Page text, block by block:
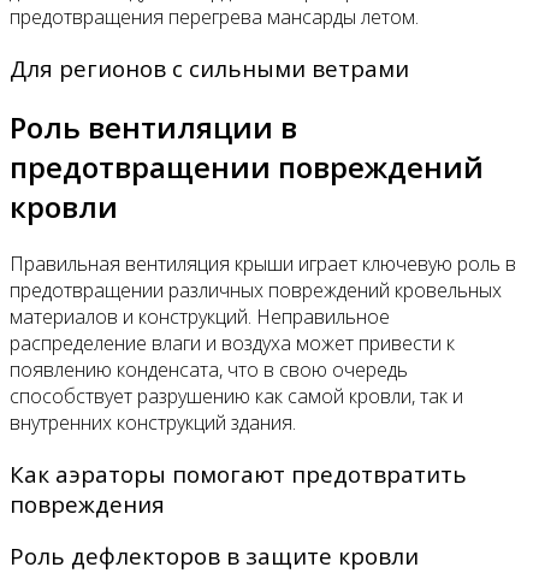
предотвращения перегрева мансарды летом.
Для регионов с сильными ветрами
Роль вентиляции в
предотвращении повреждений
кровли
Правильная вентиляция крыши играет ключевую роль в
предотвращении различных повреждений кровельных
материалов и конструкций. Неправильное
распределение влаги и воздуха может привести к
появлению конденсата, что в свою очередь
способствует разрушению как самой кровли, так и
внутренних конструкций здания.
Как аэраторы помогают предотвратить
повреждения
Роль дефлекторов в защите кровли